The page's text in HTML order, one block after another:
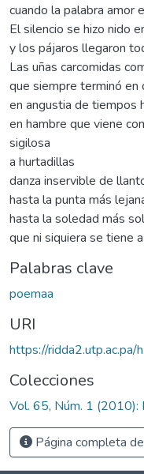
cuando la palabra amor
El silencio se hizo nido
y los pájaros llegaron
Las uñas carcomidas
que siempre terminó en
en angustia de tiempos
en hambre que viene
sigilosa
a hurtadillas
danza inservible de
hasta la punta más
hasta la soledad más
que ni siquiera se tiene
Palabras clave
poemaa
URI
https://
Colecciones
Vol. 65, Núm. 1 (2010):
Página completa